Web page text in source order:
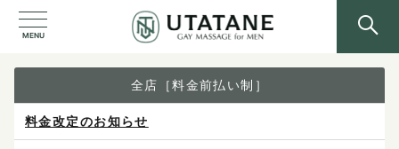
MENU
全店［料金前払い制］
料金改定のお知らせ